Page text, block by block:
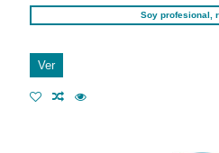
Soy profesional,
Ver